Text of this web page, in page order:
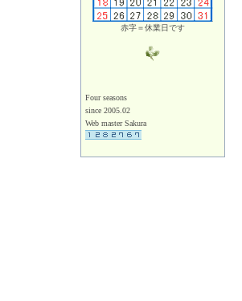
赤字＝休業日です
Four seasons
since 2005.02
Web master Sakura